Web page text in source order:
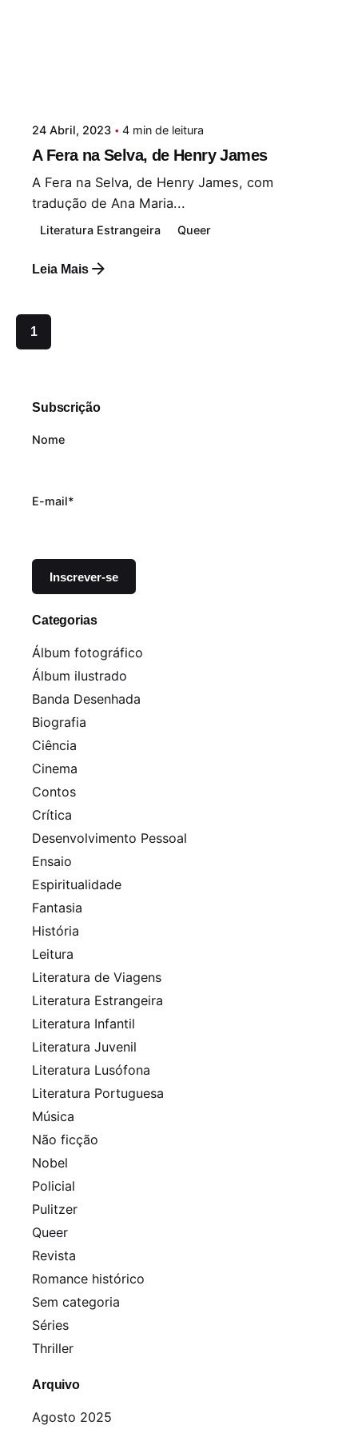
24 Abril, 2023 4 min de leitura
A Fera na Selva, de Henry James
A Fera na Selva, de Henry James, com
tradução de Ana Maria...
Literatura Estrangeira Queer
Leia Mais
1
Subscrição
Nome
E-mail*
Categorias
Álbum fotográfico
Álbum ilustrado
Banda Desenhada
Biografia
Ciência
Cinema
Contos
Crítica
Desenvolvimento Pessoal
Ensaio
Espiritualidade
Fantasia
História
Leitura
Literatura de Viagens
Literatura Estrangeira
Literatura Infantil
Literatura Juvenil
Literatura Lusófona
Literatura Portuguesa
Música
Não ficção
Nobel
Policial
Pulitzer
Queer
Revista
Romance histórico
Sem categoria
Séries
Thriller
Arquivo
Agosto 2025